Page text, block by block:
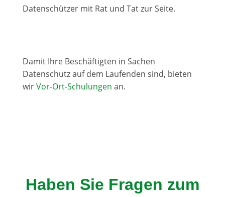
Datenschützer mit Rat und Tat zur Seite.
Damit Ihre Beschäftigten in Sachen
Datenschutz auf dem Laufenden sind, bieten
wirVor-Ort-Schulungen an.
Haben Sie Fragen zum